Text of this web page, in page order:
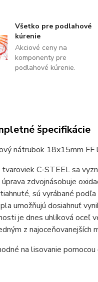
Všetko pre podlahové
kúrenie
Akciové ceny na
komponenty pre
podlahové kúrenie.
špecifikácie
nátrubok 18x15mm FF
tvaroviek C-STEEL sa
zdvojnásobuje
sú vyrábané
umožňujú dosiahnuť
je dnes uhlíková oceľ
z najoceňovanejších
na lisovanie pomocou